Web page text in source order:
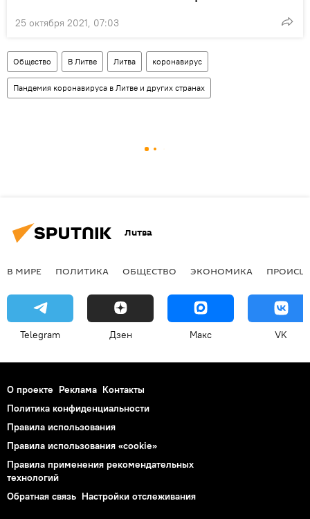
25 октября 2021, 07:03
Общество В Литве Литва коронавирус
Пандемия коронавируса в Литве и других странах
Литва
В МИРЕ ПОЛИТИКА ОБЩЕСТВО ЭКОНОМИКА
Telegram Дзен Макс VK
О проекте Реклама Контакты
Политика конфиденциальности
Правила использования
Правила использования «cookie»
Правила применения рекомендательных
технологий
Обратная связь Настройки отслеживания